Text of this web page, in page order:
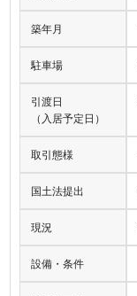
築年月
駐車場
引渡日
（入居予定日）
取引態様
国土法提出
現況
設備・条件